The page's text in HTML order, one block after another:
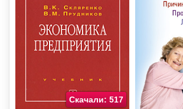
Скачали: 517